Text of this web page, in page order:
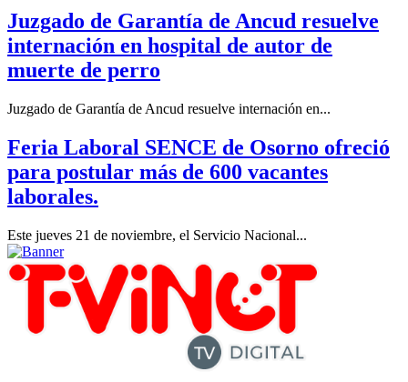
Juzgado de Garantía de Ancud resuelve
internación en hospital de autor de
muerte de perro
Juzgado de Garantía de Ancud resuelve internación en...
Feria Laboral SENCE de Osorno ofreció
para postular más de 600 vacantes
laborales.
Este jueves 21 de noviembre, el Servicio Nacional...